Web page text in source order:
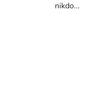
nikdo...